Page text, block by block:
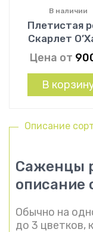
Описание
Саженцы
описание
Обычно на
до 3 цветков,
Плетистая
Скарлет
В наличии
Цена от
В